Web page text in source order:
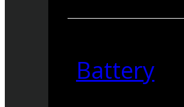
Battery